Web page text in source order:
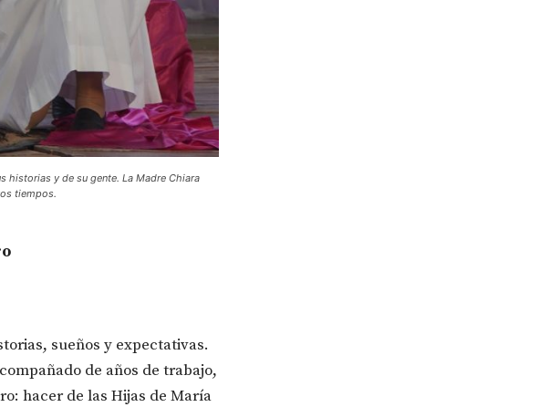
historias y de su gente. La Madre Chiara
tiempos.
sueños y expectativas.
de años de trabajo,
hacer de las Hijas de María